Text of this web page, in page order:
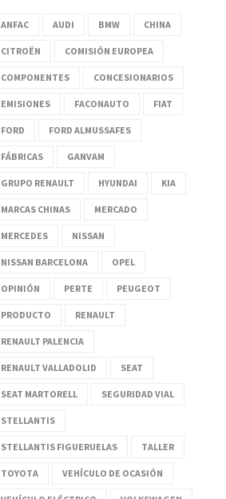
ANFAC AUDI BMW CHINA
CITROËN COMISIÓN EUROPEA
COMPONENTES CONCESIONARIOS
EMISIONES FACONAUTO FIAT
FORD FORD ALMUSSAFES
FÁBRICAS GANVAM
GRUPO RENAULT HYUNDAI KIA
MARCAS CHINAS MERCADO
MERCEDES NISSAN
NISSAN BARCELONA OPEL
OPINIÓN PERTE PEUGEOT
PRODUCTO RENAULT
RENAULT PALENCIA
RENAULT VALLADOLID SEAT
SEAT MARTORELL SEGURIDAD VIAL
STELLANTIS
STELLANTIS FIGUERUELAS TALLER
TOYOTA VEHÍCULO DE OCASIÓN